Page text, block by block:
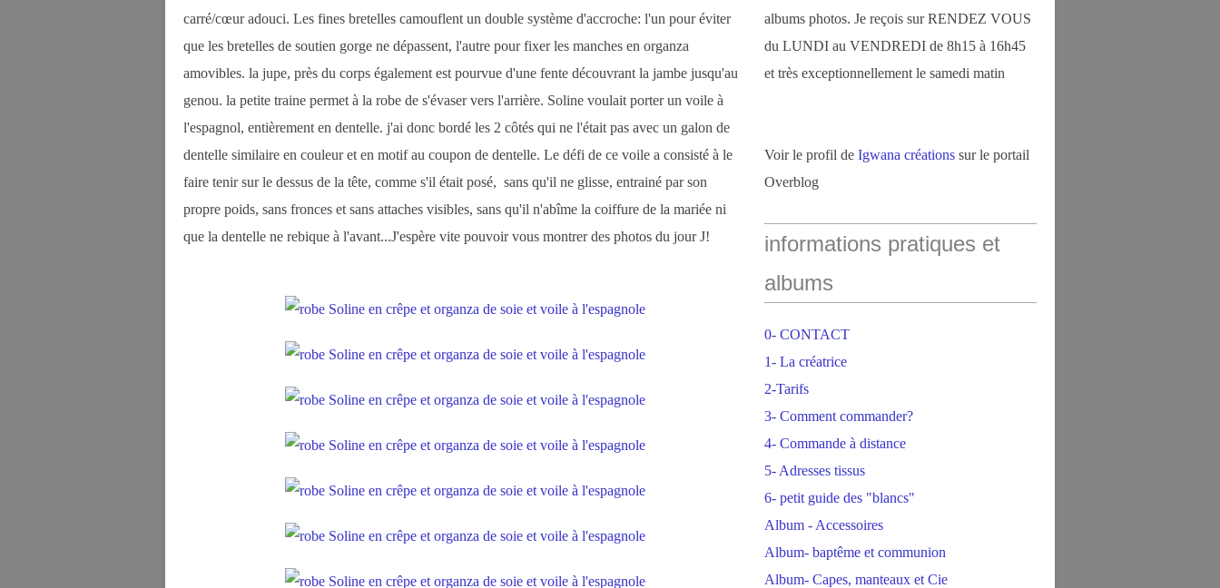
carré/cœur adouci. Les fines bretelles camouflent un double système d'accroche: l'un pour éviter
que les bretelles de soutien gorge ne dépassent, l'autre pour fixer les manches en organza
amovibles. la jupe, près du corps également est pourvue d'une fente découvrant la jambe jusqu'au
genou. la petite traine permet à la robe de s'évaser vers l'arrière. Soline voulait porter un voile à
l'espagnol, entièrement en dentelle. j'ai donc bordé les 2 côtés qui ne l'était pas avec un galon de
dentelle similaire en couleur et en motif au coupon de dentelle. Le défi de ce voile a consisté à le
faire tenir sur le dessus de la tête, comme s'il était posé, sans qu'il ne glisse, entrainé par son
propre poids, sans fronces et sans attaches visibles, sans qu'il n'abîme la coiffure de la mariée ni
que la dentelle ne rebique à l'avant...J'espère vite pouvoir vous montrer des photos du jour J!
albums photos. Je reçois sur RENDEZ VOUS
du LUNDI au VENDREDI de 8h15 à 16h45
et très exceptionnellement le samedi matin
Voir le profil de Igwana créations sur le portail
Overblog
informations pratiques et
albums
0- CONTACT
1- La créatrice
2-Tarifs
3- Comment commander?
4- Commande à distance
5- Adresses tissus
6- petit guide des "blancs"
Album - Accessoires
Album- baptême et communion
Album- Capes, manteaux et Cie